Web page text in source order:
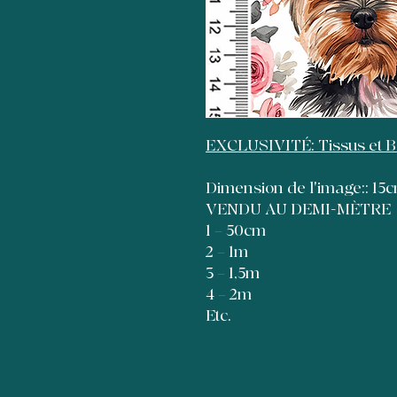
EXCLUSIVITÉ: Tissus et
Dimension de l'image::
VENDU AU DEMI-MÈTRE
1 = 50cm
2 = 1m
3 = 1,5m
4 = 2m
Etc.